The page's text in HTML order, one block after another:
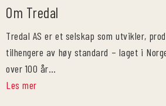
Om Tredal
Tredal AS er et selskap som utvikler,
tilhengere av høy standard – laget i
over 100 år…
Les mer